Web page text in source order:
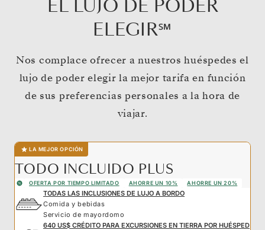
EL LUJO DE PODER
ELEGIR℠
Nos complace ofrecer a nuestros huéspedes el
lujo de poder elegir la mejor tarifa en función
de sus preferencias personales a la hora de
viajar.
LA MEJOR OPCIÓN
TODO INCLUIDO PLUS
OFERTA POR TIEMPO LIMITADO AHORRE UN 10% AHORRE UN 20%
TODAS LAS INCLUSIONES DE LUJO A BORDO
Comida y bebidas
Servicio de mayordomo
640 US$ CRÉDITO PARA EXCURSIONES EN TIERRA POR HUÉSPED